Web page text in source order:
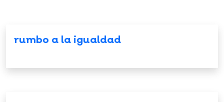
rumbo a la igualdad